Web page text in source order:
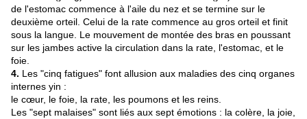
de l'estomac commence à l'aile du nez et se termine sur le
deuxième orteil. Celui de la rate commence au gros orteil et finit
sous la langue. Le mouvement de montée des bras en poussant
sur les jambes active la circulation dans la rate, l'estomac, et le
foie.
4. Les "cinq fatigues" font allusion aux maladies des cinq organes
internes yin :
le cœur, le foie, la rate, les poumons et les reins.
Les "sept malaises" sont liés aux sept émotions : la colère, la joie,